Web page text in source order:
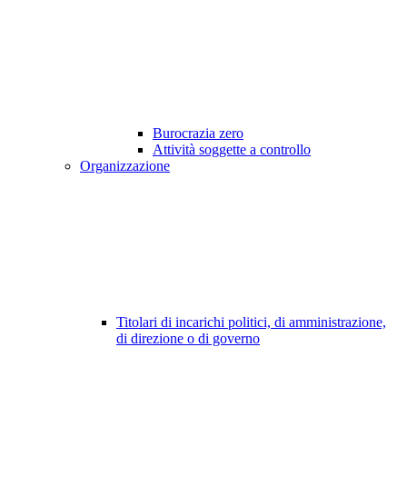
Burocrazia zero
Attività soggette a controllo
Organizzazione
Titolari di incarichi politici, di amministrazione,
di direzione o di governo